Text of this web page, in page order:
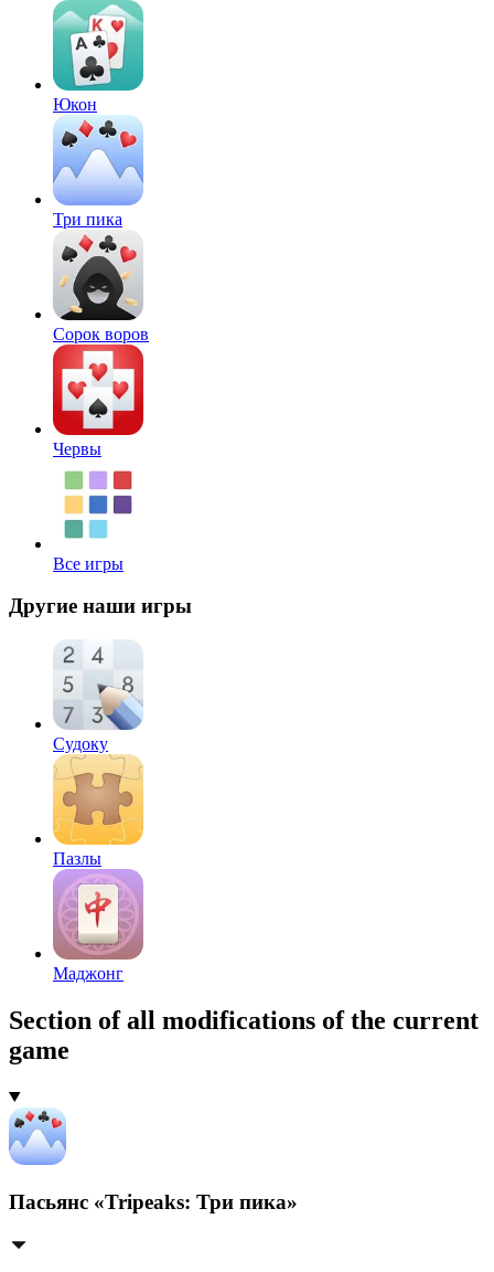
Юкон
Три пика
Сорок воров
Червы
Все игры
Другие наши игры
Судоку
Пазлы
Маджонг
Section of all modifications of the current
game
Пасьянс «Tripeaks: Три пика»